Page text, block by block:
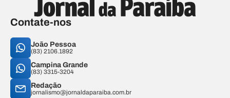
Contate-nos
João Pessoa
(83) 2106.1892
Campina Grande
(83) 3315-3204
Redação
jornalismo@jornaldaparaiba.com.br